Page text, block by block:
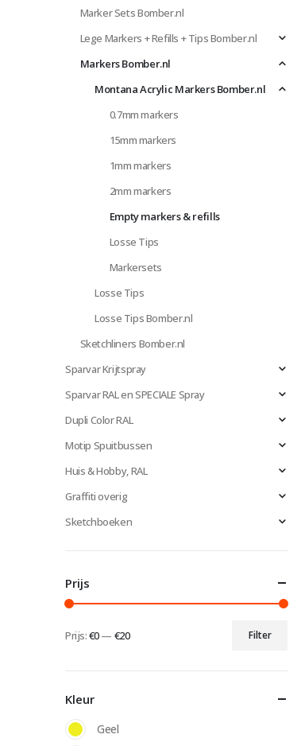
Marker Sets Bomber.nl
Lege Markers + Refills + Tips Bomber.nl
Markers Bomber.nl
Montana Acrylic Markers Bomber.nl
0.7mm markers
15mm markers
1mm markers
2mm markers
Empty markers & refills
Losse Tips
Markersets
Losse Tips
Losse Tips Bomber.nl
Sketchliners Bomber.nl
Sparvar Krijtspray
Sparvar RAL en SPECIALE Spray
Dupli Color RAL
Motip Spuitbussen
Huis & Hobby, RAL
Graffiti overig
Sketchboeken
Prijs
Min.
Max.
Filter
Prijs:€0— €20
Kleur
Geel